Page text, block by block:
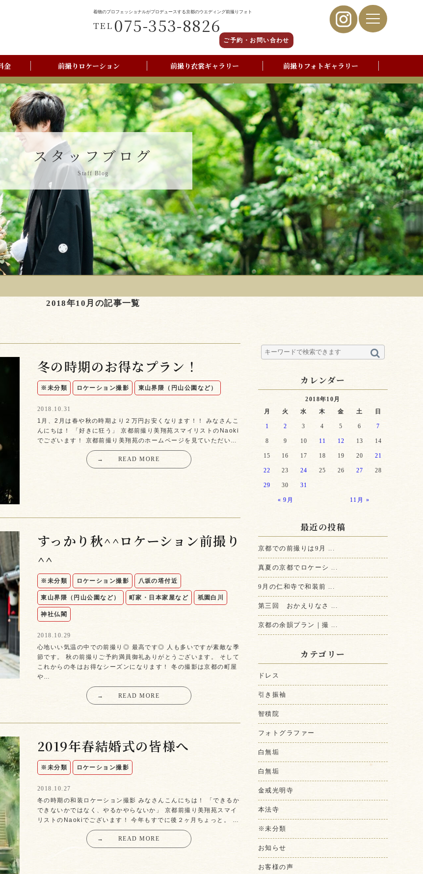
着物のプロフェッショナルがプロデュースする京都のウエディング前撮りフォト
TEL 075-353-8826
ご予約・お問い合わせ
金 前撮りロケーション 前撮り衣裳ギャラリー 前撮りフォトギャラリー
ご利用の流れ 京都美翔苑店舗情報 写真撮影よくあるご質問
スタッフブログ
Staff Blog
2018年10月の記事一覧
冬の時期のお得なプラン！
※未分類 ロケーション撮影 東山界隈（円山公園など）
2018.10.31
1月、2月は春や秋の時期より２万円お安くなります！！ みなさんこ
んにちは！ 「好きに狂う」 京都前撮り美翔苑スマイリストのNaoki
でございます！ 京都前撮り美翔苑のホームページを見ていただい…
→ READ MORE
すっかり秋^^ロケーション前撮り
^^
※未分類 ロケーション撮影 八坂の塔付近
東山界隈（円山公園など） 町家・日本家屋など 祇園白川
神社仏閣
2018.10.29
心地いい気温の中での前撮り◎ 最高です◎ 人も多いですが素敵な季
節です。 秋の前撮りご予約満員御礼ありがとうございます。 そして
これからの冬はお得なシーズンになります！ 冬の撮影は京都の町屋
や…
→ READ MORE
2019年春結婚式の皆様へ
※未分類 ロケーション撮影
2018.10.27
冬の時期の和装ロケーション撮影 みなさんこんにちは！ 「できるか
できないかではなく、やるかやらないか」 京都前撮り美翔苑スマイ
リストのNaokiでございます！ 今年もすでに後２ヶ月ちょっと。 …
→ READ MORE
カレンダー
2018年10月
月
火 水 木 金 土 日
« 9月 11月 »
1 2 3 4 5 6 7
8 9 10 11 12 13 14
15 16 17 18 19 20 21
22 23 24 25 26 27 28
29 30 31
最近の投稿
京都での前撮りは9月 ...
真夏の京都でロケーシ ...
9月の仁和寺で和装前 ...
第三回 おかえりなさ ...
京都の余韻プラン｜撮 ...
カテゴリー
ドレス
引き振袖
智積院
フォトグラファー
白無垢
白無垢
金戒光明寺
本法寺
※未分類
お知らせ
お客様の声